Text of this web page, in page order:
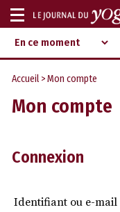
Aller
au
contenu
d‘information
indépendant
Afficher
ou
masquer
la
navigation
Accueil > Mon compte
Mon compte
Connexion
Identifiant ou e-mail